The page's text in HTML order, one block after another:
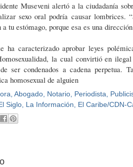
Museveni alertó a la ciudadanía
sexo oral podría causar lombrices.
a tu estómago, porque esa es una
ha caracterizado aprobar leyes
la cual convirtió en
ser condenados a cadena perpetua.
homosexual de alguien
Abogado, Notario, Periodista,
Siglo, La Información, El Caribe/CDN-